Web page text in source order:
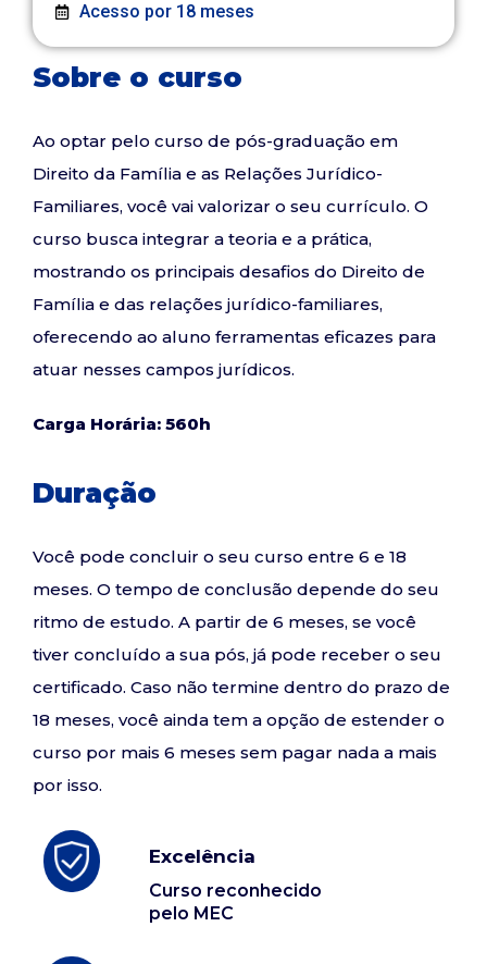
Acesso por 18 meses
Sobre o curso
Ao optar pelo curso de pós-graduação em
Direito da Família e as Relações Jurídico-
Familiares, você vai valorizar o seu currículo. O
curso busca integrar a teoria e a prática,
mostrando os principais desafios do Direito de
Família e das relações jurídico-familiares,
oferecendo ao aluno ferramentas eficazes para
atuar nesses campos jurídicos.
Carga Horária: 560h
Duração
Você pode concluir o seu curso entre 6 e 18
meses. O tempo de conclusão depende do seu
ritmo de estudo. A partir de 6 meses, se você
tiver concluído a sua pós, já pode receber o seu
certificado. Caso não termine dentro do prazo de
18 meses, você ainda tem a opção de estender o
curso por mais 6 meses sem pagar nada a mais
por isso.
Excelência
Curso reconhecido
pelo MEC